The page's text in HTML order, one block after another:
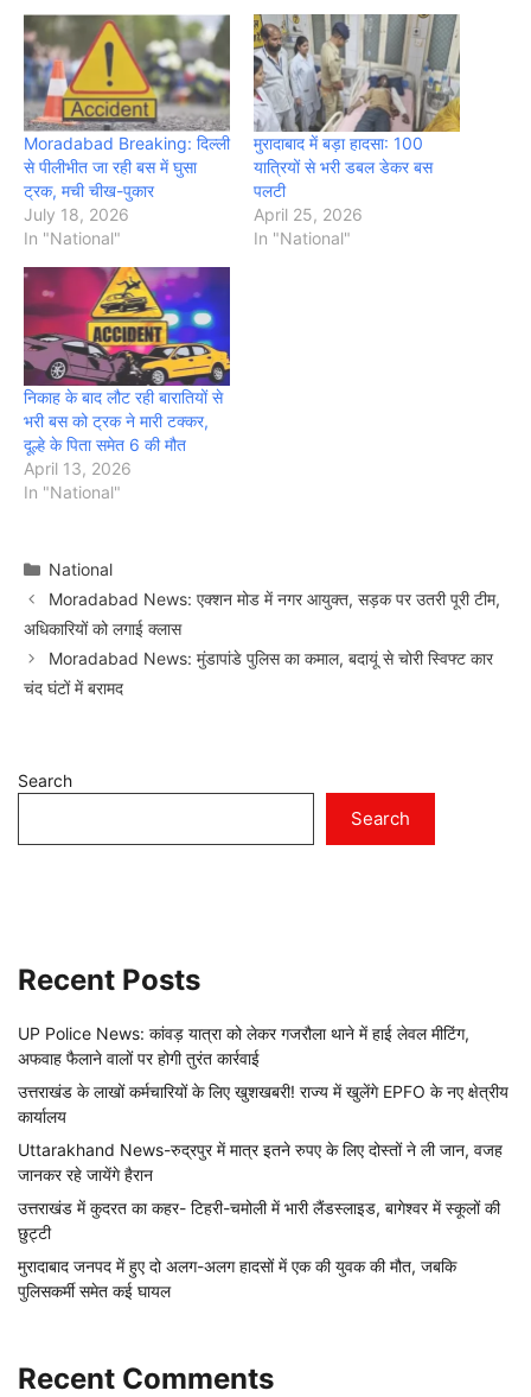
Moradabad Breaking: दिल्ली
से पीलीभीत जा रही बस में घुसा
ट्रक, मची चीख-पुकार
July 18, 2026
In "National"
मुरादाबाद में बड़ा हादसा: 100
यात्रियों से भरी डबल डेकर बस
पलटी
April 25, 2026
In "National"
निकाह के बाद लौट रही बारातियों से
भरी बस को ट्रक ने मारी टक्कर,
दूल्हे के पिता समेत 6 की मौत
April 13, 2026
In "National"
Categories
National
Moradabad News: एक्शन मोड में नगर आयुक्त, सड़क पर उतरी पूरी टीम,
अधिकारियों को लगाई क्लास
Moradabad News: मुंडापांडे पुलिस का कमाल, बदायूं से चोरी स्विफ्ट कार
चंद घंटों में बरामद
Search
Search
Recent Posts
UP Police News: कांवड़ यात्रा को लेकर गजरौला थाने में हाई लेवल मीटिंग,
अफवाह फैलाने वालों पर होगी तुरंत कार्रवाई
उत्तराखंड के लाखों कर्मचारियों के लिए खुशखबरी! राज्य में खुलेंगे EPFO के नए क्षेत्रीय
कार्यालय
Uttarakhand News-रुद्रपुर में मात्र इतने रुपए के लिए दोस्तों ने ली जान, वजह
जानकर रहे जायेंगे हैरान
उत्तराखंड में कुदरत का कहर- टिहरी-चमोली में भारी लैंडस्लाइड, बागेश्वर में स्कूलों की
छुट्टी
मुरादाबाद जनपद में हुए दो अलग-अलग हादसों में एक की युवक की मौत, जबकि
पुलिसकर्मी समेत कई घायल
Recent Comments